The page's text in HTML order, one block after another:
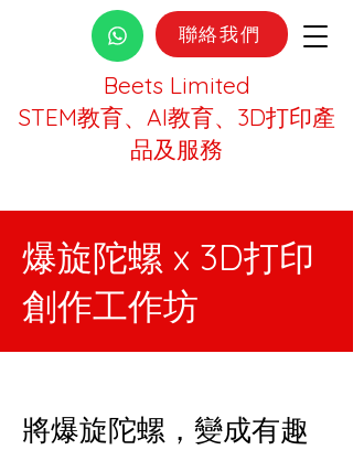
Beets Limited
STEM教育、AI教育、3D打印產
品及服務
聯絡我們
爆旋陀螺 x 3D打印
創作工作坊
將爆旋陀螺，變成有趣